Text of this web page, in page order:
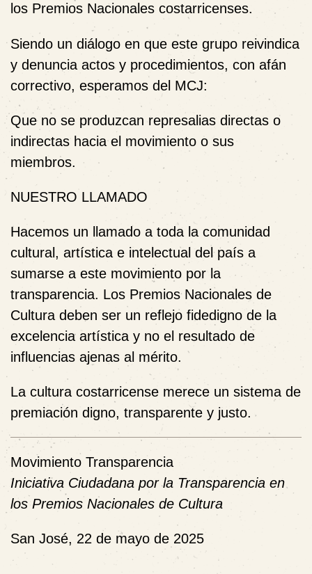
los Premios Nacionales costarricenses.
Siendo un diálogo en que este grupo reivindica
y denuncia actos y procedimientos, con afán
correctivo, esperamos del MCJ:
Que no se produzcan represalias directas o
indirectas hacia el movimiento o sus
miembros.
NUESTRO LLAMADO
Hacemos un llamado a toda la comunidad
cultural, artística e intelectual del país a
sumarse a este movimiento por la
transparencia. Los Premios Nacionales de
Cultura deben ser un reflejo fidedigno de la
excelencia artística y no el resultado de
influencias ajenas al mérito.
La cultura costarricense merece un sistema de
premiación digno, transparente y justo.
Movimiento Transparencia
Iniciativa Ciudadana por la Transparencia en
los Premios Nacionales de Cultura
San José, 22 de mayo de 2025